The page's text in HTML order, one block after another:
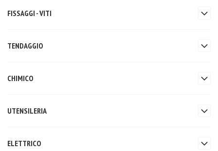
FISSAGGI - VITI
TENDAGGIO
CHIMICO
UTENSILERIA
ELETTRICO